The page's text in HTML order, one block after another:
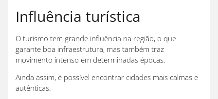
Influência turística
O turismo tem grande influência na região, o que
garante boa infraestrutura, mas também traz
movimento intenso em determinadas épocas.
Ainda assim, é possível encontrar cidades mais calmas e
autênticas.